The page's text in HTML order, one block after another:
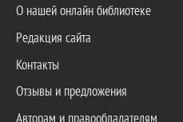
О нашей онлайн библиотеке
Редакция сайта
Контакты
Отзывы и предложения
Авторам и правообладателям